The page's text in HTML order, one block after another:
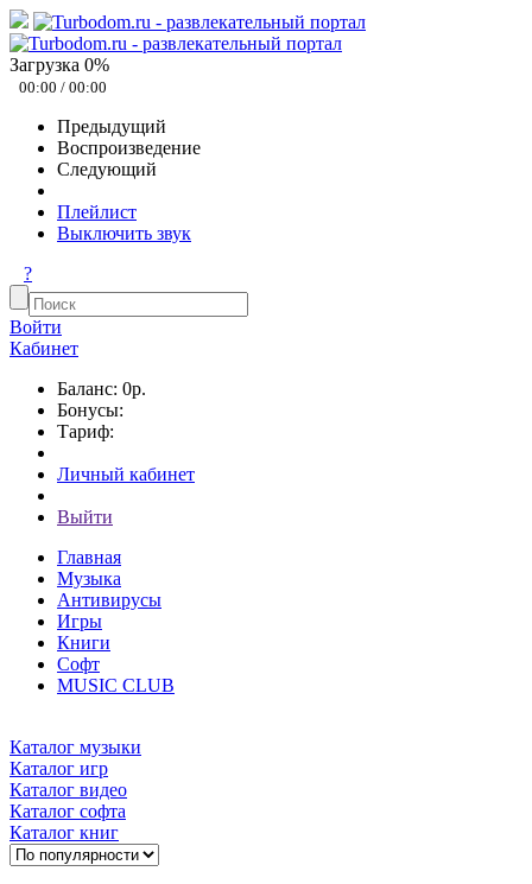
Загрузка 0%
00:00 / 00:00
Предыдущий
Воспроизведение
Следующий
Плейлист
Выключить звук
?
Войти
Кабинет
Баланс: 0р.
Бонусы:
Тариф:
Личный кабинет
Выйти
Главная
Музыка
Антивирусы
Игры
Книги
Софт
MUSIC CLUB
Каталог музыки
Каталог игр
Каталог видео
Каталог софта
Каталог книг